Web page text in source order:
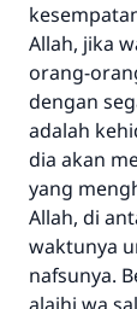
Allah, jika
orang-
dengan
adalah
dia akan
yang
Allah, di
waktunya
nafsunya.